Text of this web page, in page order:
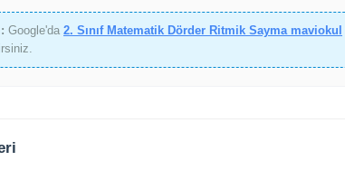
Google'da 2. Sınıf Matematik Dörder Ritmik Sayma maviokul